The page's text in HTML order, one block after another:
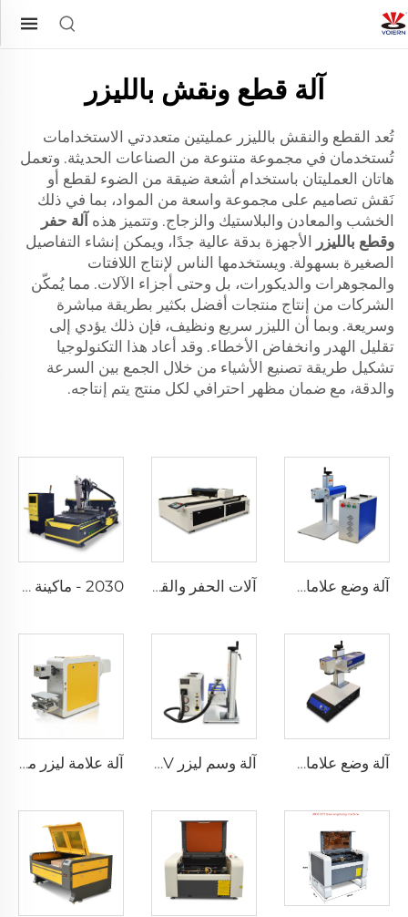
آلة قطع ونقش بالليزر
تُعد القطع والنقش بالليزر عمليتين متعددتي الاستخدامات
تُستخدمان في مجموعة متنوعة من الصناعات الحديثة. وتعمل
هاتان العمليتان باستخدام أشعة ضيقة من الضوء لقطع أو
نَقش تصاميم على مجموعة واسعة من المواد، بما في ذلك
الخشب والمعادن والبلاستيك والزجاج. وتتميز هذه آلة حفر
وقطع بالليزر
الأجهزة بدقة عالية جدًا، ويمكن إنشاء التفاصيل
الصغيرة بسهولة. ويستخدمها الناس لإنتاج اللافتات
والمجوهرات والديكورات، بل وحتى أجزاء الآلات. مما يُمكّن
الشركات من إنتاج منتجات أفضل بكثير بطريقة مباشرة
وسريعة. وبما أن الليزر سريع ونظيف، فإن ذلك يؤدي إلى
تقليل الهدر وانخفاض الأخطاء. وقد أعاد هذا التكنولوجيا
تشكيل طريقة تصنيع الأشياء من خلال الجمع بين السرعة
والدقة، مع ضمان مظهر احترافي لكل منتج يتم إنتاجه.
آلة وضع علامات بالليزر من النوع المنقسم آلات الحفر والقطع بالليزر 1325 2030 - ماكينة توجيه CNC مع نظام تغيير الأدوات التلقائي (نوع خطي)
آلة وضع علامات على سطح المكتب بالليزر فوق البنفسجي آلة وسم ليزر UV آلة علامة ليزر محمولة